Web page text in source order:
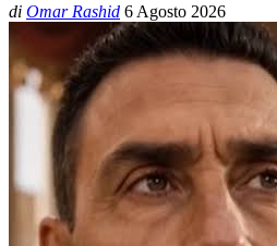
di Omar Rashid 6 Agosto 2026